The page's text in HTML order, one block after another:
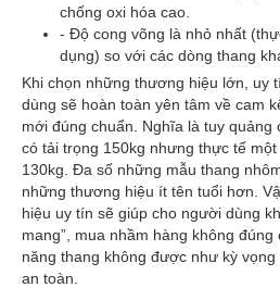
chống oxi hóa cao.
- Độ cong võng là nhỏ nhất
dụng) so với các dòng thang
Khi chọn những thương hiệu lớn, uy
dùng sẽ hoàn toàn yên tâm về cam
mới đúng chuẩn. Nghĩa là tuy quảng
có tải trọng 150kg nhưng thực tế
130kg. Đa số những mẫu thang
những thương hiệu ít tên tuổi hơn.
hiệu uy tín sẽ giúp cho người dùng
mang”, mua nhầm hàng không
năng thang không được như kỳ
an toàn.